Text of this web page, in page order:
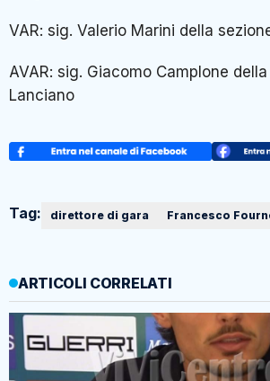
VAR: sig. Valerio Marini della
AVAR: sig. Giacomo Camplone
Lanciano
Tag: direttore di gara Francesco
ARTICOLI CORRELATI